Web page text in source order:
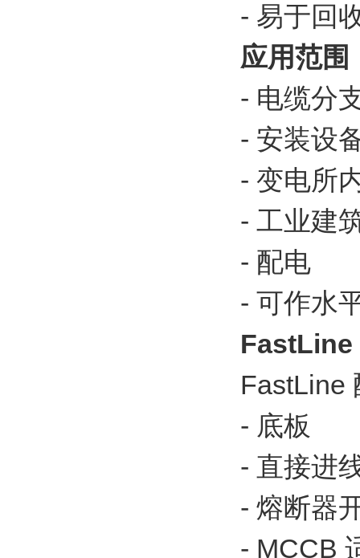
- 易于回
应用范围
- 电缆分
- 安装设
- 变电所
- 工业建
- 配电
- 可作水
FastLine
FastLine
- 底板
- 直接进
- 熔断器
- MCCB